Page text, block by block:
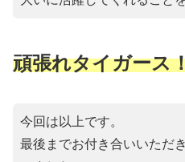
頑張れタイガース
今回は以上です。
最後までお付き合いいただ